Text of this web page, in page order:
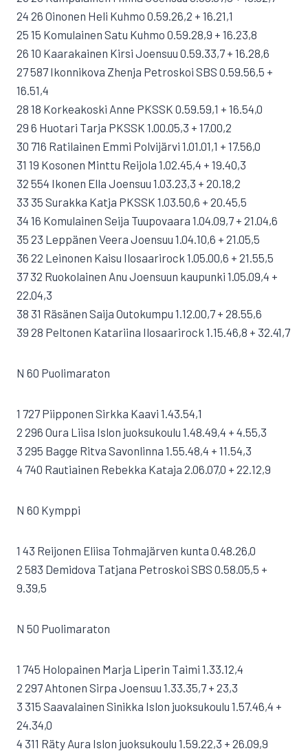
24 26 Oinonen Heli Kuhmo 0.59.26,2 + 16.21,1
25 15 Komulainen Satu Kuhmo 0.59.28,9 + 16.23,8
26 10 Kaarakainen Kirsi Joensuu 0.59.33,7 + 16.28,6
27 587 Ikonnikova Zhenja Petroskoi SBS 0.59.56,5 +
16.51,4
28 18 Korkeakoski Anne PKSSK 0.59.59,1 + 16.54,0
29 6 Huotari Tarja PKSSK 1.00.05,3 + 17.00,2
30 716 Ratilainen Emmi Polvijärvi 1.01.01,1 + 17.56,0
31 19 Kosonen Minttu Reijola 1.02.45,4 + 19.40,3
32 554 Ikonen Ella Joensuu 1.03.23,3 + 20.18,2
33 35 Surakka Katja PKSSK 1.03.50,6 + 20.45,5
34 16 Komulainen Seija Tuupovaara 1.04.09,7 + 21.04,6
35 23 Leppänen Veera Joensuu 1.04.10,6 + 21.05,5
36 22 Leinonen Kaisu Ilosaarirock 1.05.00,6 + 21.55,5
37 32 Ruokolainen Anu Joensuun kaupunki 1.05.09,4 +
22.04,3
38 31 Räsänen Saija Outokumpu 1.12.00,7 + 28.55,6
39 28 Peltonen Katariina Ilosaarirock 1.15.46,8 + 32.41,7
N 60 Puolimaraton
1 727 Piipponen Sirkka Kaavi 1.43.54,1
2 296 Oura Liisa Islon juoksukoulu 1.48.49,4 + 4.55,3
3 295 Bagge Ritva Savonlinna 1.55.48,4 + 11.54,3
4 740 Rautiainen Rebekka Kataja 2.06.07,0 + 22.12,9
N 60 Kymppi
1 43 Reijonen Eliisa Tohmajärven kunta 0.48.26,0
2 583 Demidova Tatjana Petroskoi SBS 0.58.05,5 +
9.39,5
N 50 Puolimaraton
1 745 Holopainen Marja Liperin Taimi 1.33.12,4
2 297 Ahtonen Sirpa Joensuu 1.33.35,7 + 23,3
3 315 Saavalainen Sinikka Islon juoksukoulu 1.57.46,4 +
24.34,0
4 311 Räty Aura Islon juoksukoulu 1.59.22,3 + 26.09,9